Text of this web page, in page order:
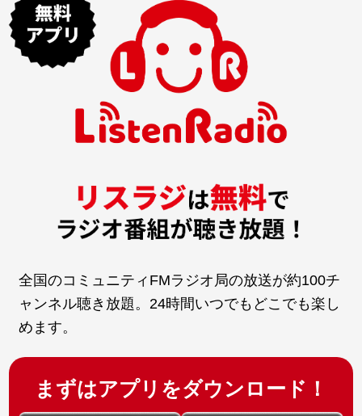
全国のコミュニティFMラジオ局の放送が約100チ
ャンネル聴き放題。24時間いつでもどこでも楽し
めます。
まずはアプリをダウンロード！